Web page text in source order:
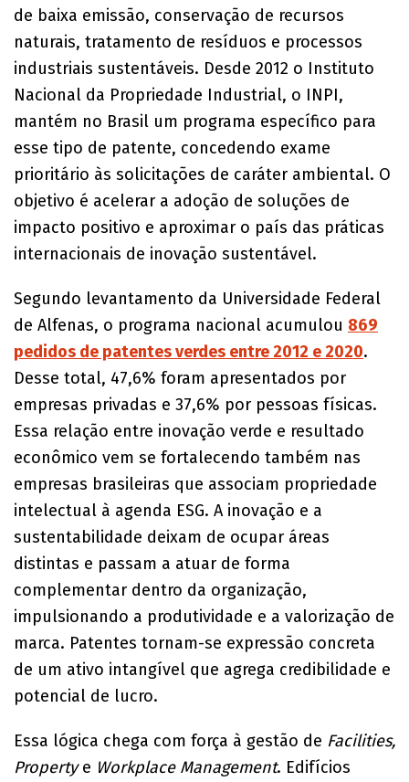
de baixa emissão, conservação de recursos
naturais, tratamento de resíduos e processos
industriais sustentáveis. Desde 2012 o Instituto
Nacional da Propriedade Industrial, o INPI,
mantém no Brasil um programa específico para
esse tipo de patente, concedendo exame
prioritário às solicitações de caráter ambiental. O
objetivo é acelerar a adoção de soluções de
impacto positivo e aproximar o país das práticas
internacionais de inovação sustentável.
Segundo levantamento da Universidade Federal
de Alfenas, o programa nacional acumulou 869
pedidos de patentes verdes entre 2012 e 2020.
Desse total, 47,6% foram apresentados por
empresas privadas e 37,6% por pessoas físicas.
Essa relação entre inovação verde e resultado
econômico vem se fortalecendo também nas
empresas brasileiras que associam propriedade
intelectual à agenda ESG. A inovação e a
sustentabilidade deixam de ocupar áreas
distintas e passam a atuar de forma
complementar dentro da organização,
impulsionando a produtividade e a valorização de
marca. Patentes tornam-se expressão concreta
de um ativo intangível que agrega credibilidade e
potencial de lucro.
Essa lógica chega com força à gestão de Facilities,
Propertye Workplace Management. Edifícios